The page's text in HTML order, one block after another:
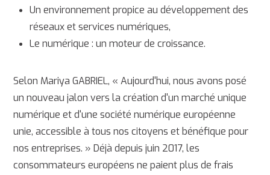
Un environnement propice au développement des
réseaux et services numériques,
Le numérique : un moteur de croissance.
Selon Mariya GABRIEL, « Aujourd'hui, nous avons posé
un nouveau jalon vers la création d'un marché unique
numérique et d'une société numérique européenne
unie, accessible à tous nos citoyens et bénéfique pour
nos entreprises. » Déjà depuis juin 2017, les
consommateurs européens ne paient plus de frais